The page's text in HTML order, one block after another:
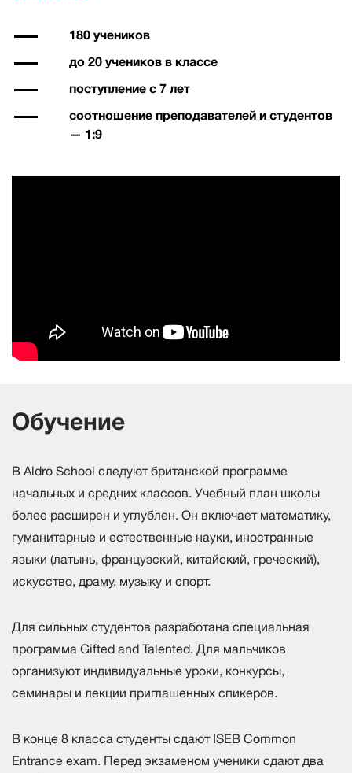
180 учеников
до 20 учеников в классе
поступление с 7 лет
соотношение преподавателей и студентов
— 1:9
Обучение
В Aldro School следуют британской программе
начальных и средних классов. Учебный план школы
более расширен и углублен. Он включает математику,
гуманитарные и естественные науки, иностранные
языки (латынь, французский, китайский, греческий),
искусство, драму, музыку и спорт.
Для сильных студентов разработана специальная
программа Gifted and Talented. Для мальчиков
организуют индивидуальные уроки, конкурсы,
семинары и лекции приглашенных спикеров.
В конце 8 класса студенты сдают ISEB Common
Entrance exam. Перед экзаменом ученики сдают два